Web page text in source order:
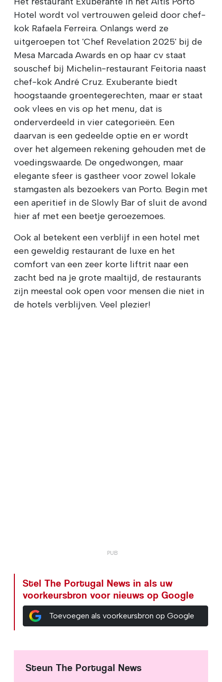
Hotel wordt vol vertrouwen geleid door chef-
kok Rafaela Ferreira. Onlangs werd ze
uitgeroepen tot 'Chef Revelation 2025' bij de
Mesa Marcada Awards en op haar cv staat
souschef bij Michelin-restaurant Feitoria naast
chef-kok André Cruz. Exuberante biedt
hoogstaande groentegerechten, maar er staat
ook vlees en vis op het menu, dat is
onderverdeeld in vier categorieën. Een
daarvan is een gedeelde optie en er wordt
over het algemeen rekening gehouden met de
voedingswaarde. De ongedwongen, maar
elegante sfeer is gastheer voor zowel lokale
stamgasten als bezoekers van Porto. Begin met
een aperitief in de Slowly Bar of sluit de avond
hier af met een beetje geroezemoes.
Ook al betekent een verblijf in een hotel met
een geweldig restaurant de luxe en het
comfort van een zeer korte liftrit naar een
zacht bed na je grote maaltijd, de restaurants
zijn meestal ook open voor mensen die niet in
de hotels verblijven. Veel plezier!
Stel The Portugal News in als uw
voorkeursbron voor nieuws op Google
Toevoegen als voorkeursbron op Google
Steun The Portugal News